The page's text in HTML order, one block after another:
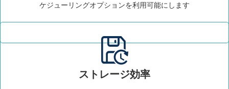
ケジューリングオプションを利用可能にします
ストレージ効率